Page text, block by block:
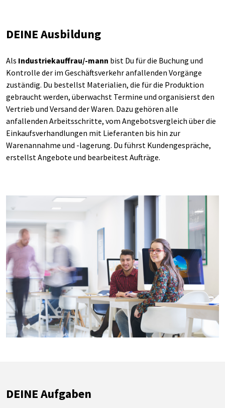
DEINE Ausbildung
Als Industriekauffrau/-mann bist Du für die Buchung und
Kontrolle der im Geschäftsverkehr anfallenden Vorgänge
zuständig. Du bestellst Materialien, die für die Produktion
gebraucht werden, überwachst Termine und organisierst den
Vertrieb und Versand der Waren. Dazu gehören alle
anfallenden Arbeitsschritte, vom Angebotsvergleich über die
Einkaufsverhandlungen mit Lieferanten bis hin zur
Warenannahme und -lagerung. Du führst Kundengespräche,
erstellst Angebote und bearbeitest Aufträge.
DEINE Aufgaben